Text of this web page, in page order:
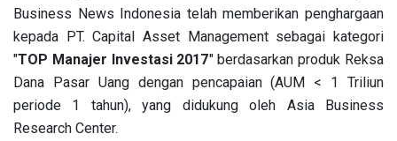
Business News Indonesia telah memberikan penghargaan
kepada PT. Capital Asset Management sebagai kategori
"TOP Manajer Investasi 2017" berdasarkan produk Reksa
Dana Pasar Uang dengan pencapaian (AUM < 1 Triliun
periode 1 tahun), yang didukung oleh Asia Business
Research Center.